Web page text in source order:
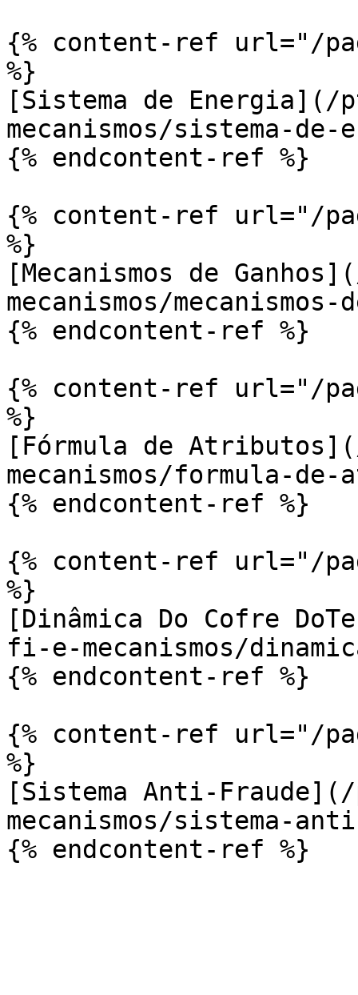
{% content-ref url="/
%}
[Sistema de Energia](/
mecanismos/sistema-de-
{% endcontent-ref %}
{% content-ref url="/
%}
[Mecanismos de
mecanismos/mecanismos-
{% endcontent-ref %}
{% content-ref url="/
%}
[Fórmula de
mecanismos/formula-
{% endcontent-ref %}
{% content-ref url="/
%}
[Dinâmica Do Cofre
fi-e-mecanismos/
{% endcontent-ref %}
{% content-ref url="/
%}
[Sistema Anti-
mecanismos/sistema-